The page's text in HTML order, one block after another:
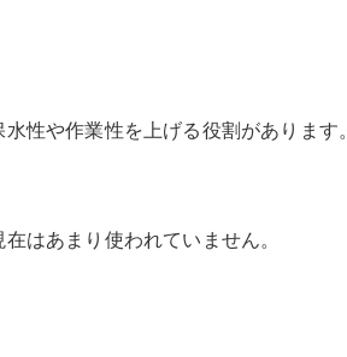
性や作業性を上げる役割があります。
はあまり使われていません。